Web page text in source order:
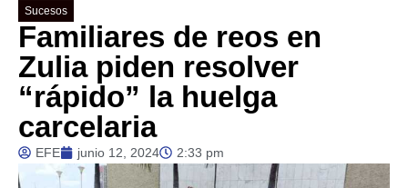
Sucesos
Familiares de reos en
Zulia piden resolver
“rápido” la huelga
carcelaria
EFE junio 12, 2024 2:33 pm